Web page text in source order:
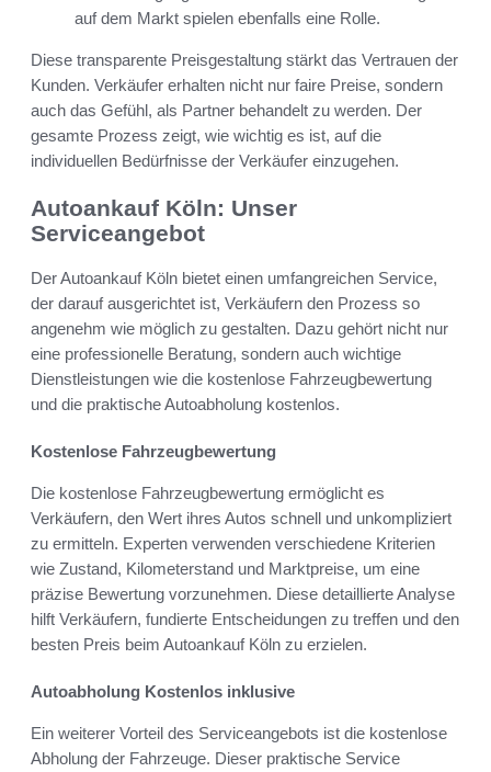
auf dem Markt spielen ebenfalls eine Rolle.
Diese transparente Preisgestaltung stärkt das Vertrauen der
Kunden. Verkäufer erhalten nicht nur faire Preise, sondern
auch das Gefühl, als Partner behandelt zu werden. Der
gesamte Prozess zeigt, wie wichtig es ist, auf die
individuellen Bedürfnisse der Verkäufer einzugehen.
Autoankauf Köln: Unser
Serviceangebot
Der Autoankauf Köln bietet einen umfangreichen Service,
der darauf ausgerichtet ist, Verkäufern den Prozess so
angenehm wie möglich zu gestalten. Dazu gehört nicht nur
eine professionelle Beratung, sondern auch wichtige
Dienstleistungen wie die kostenlose Fahrzeugbewertung
und die praktische Autoabholung kostenlos.
Kostenlose Fahrzeugbewertung
Die kostenlose Fahrzeugbewertung ermöglicht es
Verkäufern, den Wert ihres Autos schnell und unkompliziert
zu ermitteln. Experten verwenden verschiedene Kriterien
wie Zustand, Kilometerstand und Marktpreise, um eine
präzise Bewertung vorzunehmen. Diese detaillierte Analyse
hilft Verkäufern, fundierte Entscheidungen zu treffen und den
besten Preis beim Autoankauf Köln zu erzielen.
Autoabholung Kostenlos inklusive
Ein weiterer Vorteil des Serviceangebots ist die kostenlose
Abholung der Fahrzeuge. Dieser praktische Service